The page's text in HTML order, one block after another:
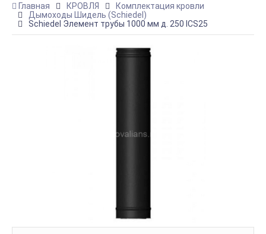
Главная КРОВЛЯ
Комплектация кровли
Дымоходы Шидель (Schiedel)
Schiedel Элемент трубы 1000 мм д. 250 ICS25